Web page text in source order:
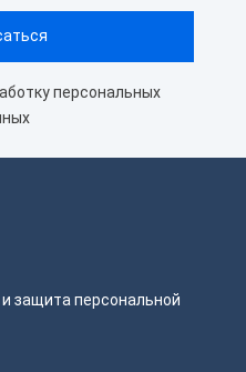
персональных
защита персональной